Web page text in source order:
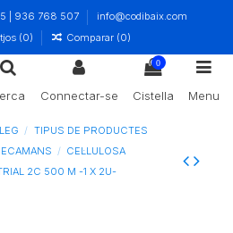
| 936 768 507
info@codibaix.com
(0) Comparar (0)
Connectar-se
0
Cistella Menu
TIPUS DE PRODUCTES
CEL·LULOSA
2C 500 M -1 X 2U-